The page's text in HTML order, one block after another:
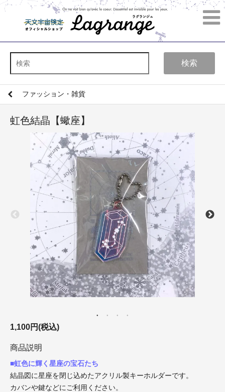
検索
ファッション・雑貨
虹色結晶【蠍座】
1,100円(税込)
商品説明
■虹色に輝く星座の宝石たち
結晶図に星座を閉じ込めたアクリル製キーホルダーです。
カバンや鍵などにご利用ください。